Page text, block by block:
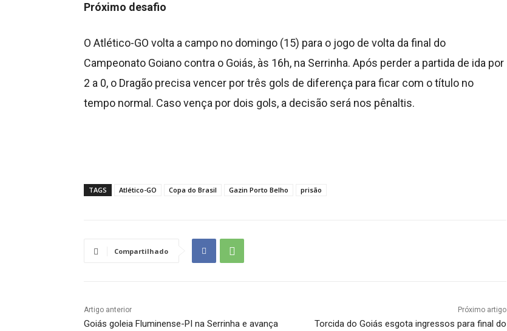
Próximo desafio
O Atlético-GO volta a campo no domingo (15) para o jogo de volta da final do
Campeonato Goiano contra o Goiás, às 16h, na Serrinha. Após perder a partida de ida por
2 a 0, o Dragão precisa vencer por três gols de diferença para ficar com o título no
tempo normal. Caso vença por dois gols, a decisão será nos pênaltis.
TAGS Atlético-GO Copa do Brasil Gazin Porto Belho prisão
Compartilhado
Artigo anterior
Goiás goleia Fluminense-PI na Serrinha e avança
Próximo artigo
Torcida do Goiás esgota ingressos para final do